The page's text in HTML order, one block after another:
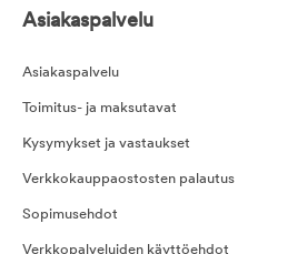
Asiakaspalvelu
Asiakaspalvelu
Toimitus- ja maksutavat
Kysymykset ja vastaukset
Verkkokauppaostosten palautus
Sopimusehdot
Verkkopalveluiden käyttöehdot